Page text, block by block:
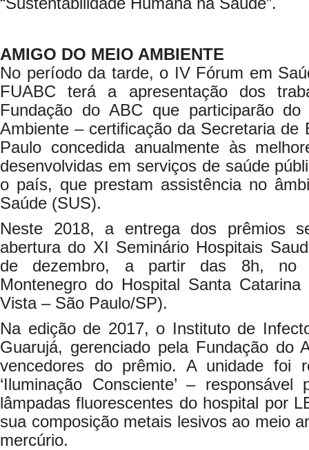
AMIGO DO MEIO AMBIENTE
No período da tarde, o IV Fórum em
FUABC terá a apresentação dos
Fundação do ABC que participarão
Ambiente – certificação da Secretaria de
Paulo concedida anualmente às
desenvolvidas em serviços de saúde
o país, que prestam assistência no
Saúde (SUS).
Neste 2018, a entrega dos prêmios
abertura do XI Seminário Hospitais
de dezembro, a partir das 8h, no
Montenegro do Hospital Santa
Vista – São Paulo/SP).
Na edição de 2017, o Instituto de
Guarujá, gerenciado pela Fundação do
vencedores do prêmio. A unidade foi
‘Iluminação Consciente’ –
lâmpadas fluorescentes do hospital por
sua composição metais lesivos ao meio
mercúrio.